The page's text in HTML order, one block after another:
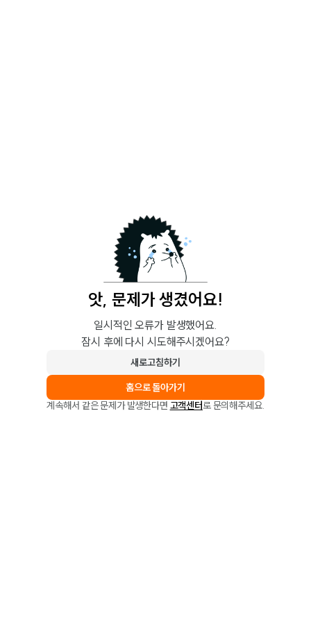
앗, 문제가 생겼어요!
일시적인 오류가 발생했어요.
잠시 후에 다시 시도해주시겠어요?
새로고침하기
홈으로 돌아가기
계속해서 같은 문제가 발생한다면 고객센터로 문의해주세요.